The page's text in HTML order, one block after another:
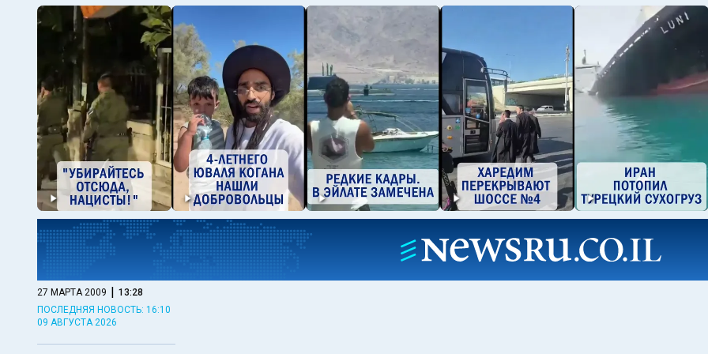
27 МАРТА 2009 | 13:28
ПОСЛЕДНЯЯ НОВОСТЬ: 16:10
09 АВГУСТА 2026